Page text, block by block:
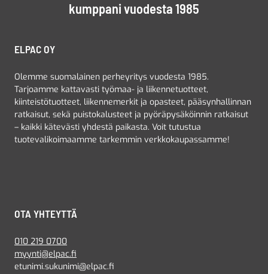
kumppani vuodesta 1985
ELPAC OY
Olemme suomalainen perheyritys vuodesta 1985.
Tarjoamme kattavasti työmaa- ja liikennetuotteet,
kiinteistötuotteet, liikennemerkit ja opasteet, pääsynhallinnan
ratkaisut, sekä puistokalusteet ja pyöräpysäköinnin ratkaisut
– kaikki kätevästi yhdestä paikasta. Voit tutustua
tuotevalikoimaamme tarkemmin verkkokaupassamme!
OTA YHTEYTTÄ
010 219 0700
myynti@elpac.fi
etunimi.sukunimi@elpac.fi